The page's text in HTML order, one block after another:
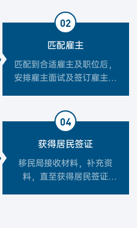
02
匹配雇主
匹配到合适雇主及职位后，
安排雇主面试及签订雇主合
04
获得居民签证
移民局接收材料，补充资
料，直至获得居民签证